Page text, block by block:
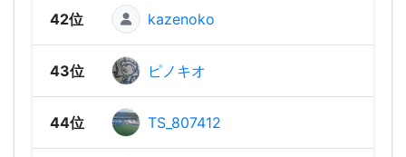
42位 kazenoko
43位 ピノキオ
44位 TS_807412